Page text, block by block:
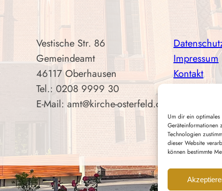
Um dir ein
Technologien
dieser Website
können bestimmte
Vestische Str. 86
Gemeindeamt
46117 Oberhausen
Tel.: 0208 9999 30
E-Mail: amt@kirche-osterfeld.de
Impressum
Kontakt